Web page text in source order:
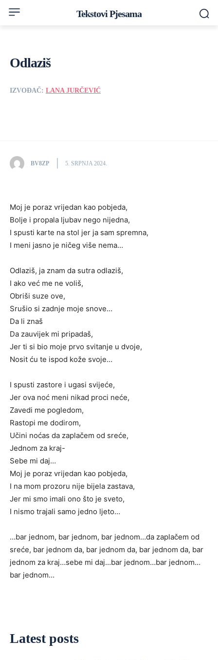
Tekstovi Pjesama
Odlaziš
IZVOĐAČ: LANA JURČEVIĆ
BV8ZP 5. SRPNJA 2024.
Moj je poraz vrijedan kao pobjeda,
Bolje i propala ljubav nego nijedna,
I spusti karte na stol jer ja sam spremna,
I meni jasno je ničeg više nema…
Odlaziš, ja znam da sutra odlaziš,
I ako već me ne voliš,
Obriši suze ove,
Srušio si zadnje moje snove…
Da li znaš
Da zauvijek mi pripadaš,
Jer ti si bio moje prvo svitanje u dvoje,
Nosit ću te ispod kože svoje…
I spusti zastore i ugasi svijeće,
Jer ova noć meni nikad proci neće,
Zavedi me pogledom,
Rastopi me dodirom,
Učini noćas da zaplačem od sreće,
Jednom za kraj-
Sebe mi daj…
Moj je poraz vrijedan kao pobjeda,
I na mom prozoru nije bijela zastava,
Jer mi smo imali ono što je sveto,
I nismo trajali samo jedno ljeto…
…bar jednom, bar jednom, bar jednom…da zaplačem od
sreće, bar jednom da, bar jednom da, bar jednom da, bar
jednom za kraj…sebe mi daj…bar jednom…bar jednom…
bar jednom…
Latest posts